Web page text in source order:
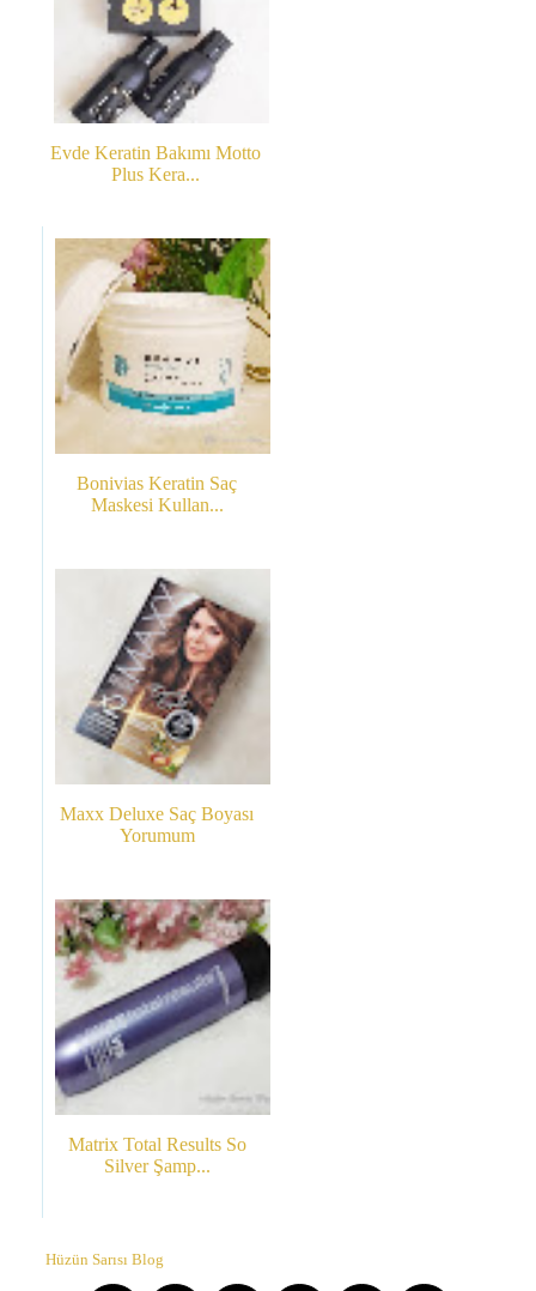
Evde Keratin Bakımı Motto
Plus Kera...
Bonivias Keratin Saç
Maskesi Kullan...
Maxx Deluxe Saç Boyası
Yorumum
Matrix Total Results So
Silver Şamp...
Hüzün Sarısı Blog